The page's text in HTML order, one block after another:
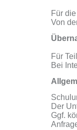
Für
Von
Für
Bei
Der
Ggf.